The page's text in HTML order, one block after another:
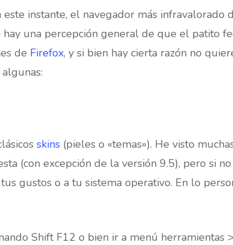
este instante, el navegador más infravalorado
una percepción general de que el patito
de Firefox, y si bien hay cierta razón no
skins (pieles o «temas»). He visto
(con excepción de la versión 9.5), pero si
gustos o a tu sistema operativo. En lo
Shift F12 o bien ir a menú herramientas